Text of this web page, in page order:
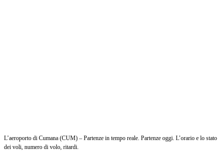
L’aeroporto di Cumana (CUM) – Partenze in tempo reale. Partenze oggi. L’orario e lo stato
dei voli, numero di volo, ritardi.